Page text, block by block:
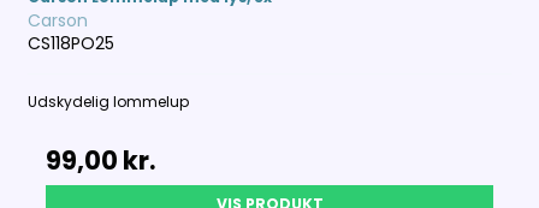
Carson
CS118PO25
Udskydelig lommelup
99,00 kr.
VIS PRODUKT